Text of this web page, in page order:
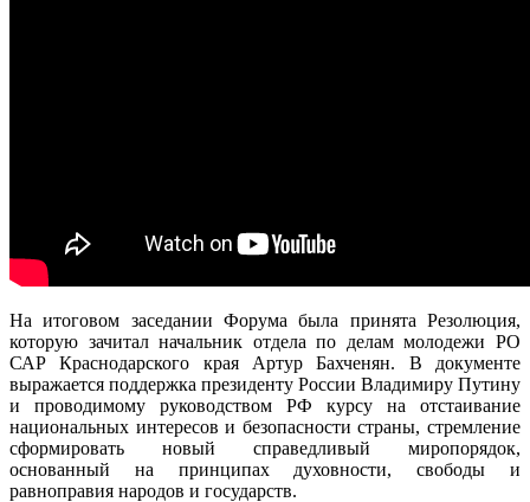
На итоговом заседании Форума была принята Резолюция,
которую зачитал начальник отдела по делам молодежи РО
САР Краснодарского края Артур Бахченян. В документе
выражается поддержка президенту России Владимиру Путину
и проводимому руководством РФ курсу на отстаивание
национальных интересов и безопасности страны, стремление
сформировать новый справедливый миропорядок,
основанный на принципах духовности, свободы и
равноправия народов и государств.